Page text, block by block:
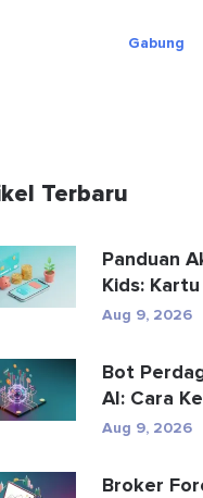
Gabung
Terbaru
Panduan
Kids:
Rekening
Aug 9, 2026
Bot
AI: Cara
yang Perlu
Aug 9, 2026
Broker